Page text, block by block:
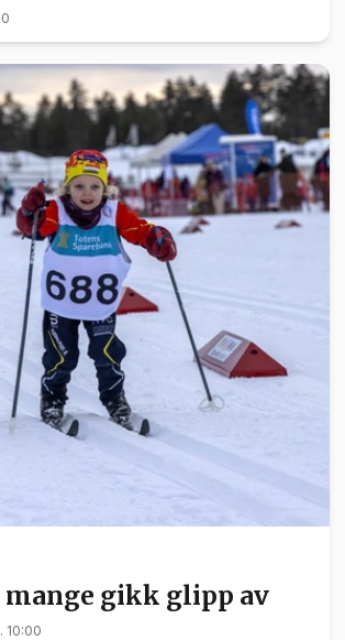
gikk glipp av
10:00